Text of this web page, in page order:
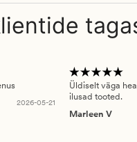
2026-05-21
Üldiselt väga
ilusad tooted.
Marleen V